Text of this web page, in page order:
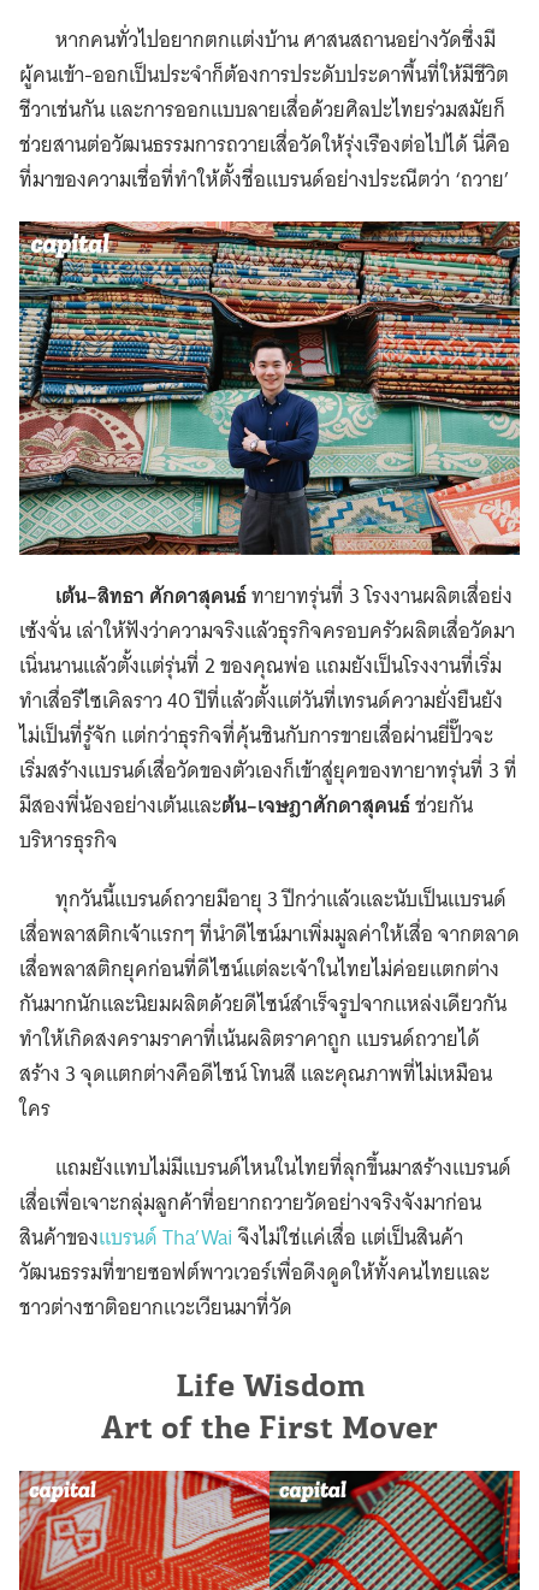
หากคนทั่วไปอยากตกแต่งบ้าน ศาสนสถานอย่างวัดซึ่งมี
ผู้คนเข้า-ออกเป็นประจำก็ต้องการประดับประดาพื้นที่ให้มีชีวิต
ชีวาเช่นกัน และการออกแบบลายเสื่อด้วยศิลปะไทยร่วมสมัยก็
ช่วยสานต่อวัฒนธรรมการถวายเสื่อวัดให้รุ่งเรืองต่อไปได้ นี่คือ
ที่มาของความเชื่อที่ทำให้ตั้งชื่อแบรนด์อย่างประณีตว่า ‘ถวาย’
เต้น–สิทธา ศักดาสุคนธ์ทายาทรุ่นที่ 3 โรงงานผลิตเสื่อย่ง
เซ้งจั่น เล่าให้ฟังว่าความจริงแล้วธุรกิจครอบครัวผลิตเสื่อวัดมา
เนิ่นนานแล้วตั้งแต่รุ่นที่ 2 ของคุณพ่อ แถมยังเป็นโรงงานที่เริ่ม
ทำเสื่อรีไซเคิลราว 40 ปีที่แล้วตั้งแต่วันที่เทรนด์ความยั่งยืนยัง
ไม่เป็นที่รู้จัก แต่กว่าธุรกิจที่คุ้นชินกับการขายเสื่อผ่านยี่ปั๊วจะ
เริ่มสร้างแบรนด์เสื่อวัดของตัวเองก็เข้าสู่ยุคของทายาทรุ่นที่ 3 ที่
มีสองพี่น้องอย่างเต้นและต้น–เจษฎาศักดาสุคนธ์ช่วยกัน
บริหารธุรกิจ
ทุกวันนี้แบรนด์ถวายมีอายุ 3 ปีกว่าแล้วและนับเป็นแบรนด์
เสื่อพลาสติกเจ้าแรกๆ ที่นำดีไซน์มาเพิ่มมูลค่าให้เสื่อ จากตลาด
เสื่อพลาสติกยุคก่อนที่ดีไซน์แต่ละเจ้าในไทยไม่ค่อยแตกต่าง
กันมากนักและนิยมผลิตด้วยดีไซน์สำเร็จรูปจากแหล่งเดียวกัน
ทำให้เกิดสงครามราคาที่เน้นผลิตราคาถูก แบรนด์ถวายได้
สร้าง 3 จุดแตกต่างคือดีไซน์ โทนสี และคุณภาพที่ไม่เหมือน
ใคร
แถมยังแทบไม่มีแบรนด์ไหนในไทยที่ลุกขึ้นมาสร้างแบรนด์
เสื่อเพื่อเจาะกลุ่มลูกค้าที่อยากถวายวัดอย่างจริงจังมาก่อน
สินค้าของแบรนด์ Tha’Waiจึงไม่ใช่แค่เสื่อ แต่เป็นสินค้า
วัฒนธรรมที่ขายซอฟต์พาวเวอร์เพื่อดึงดูดให้ทั้งคนไทยและ
ชาวต่างชาติอยากแวะเวียนมาที่วัด
Life Wisdom
Art of the First Mover